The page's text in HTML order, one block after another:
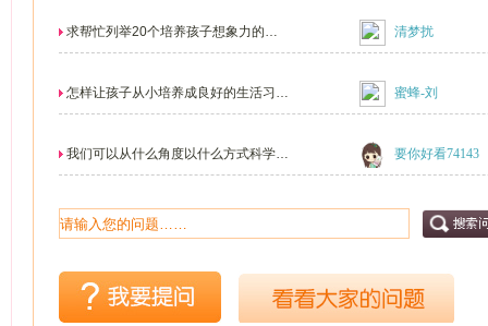
求帮忙列举20个培养孩子想象力的方 清梦扰
怎样让孩子从小培养成良好的生活习 蜜蜂-刘
我们可以从什么角度以什么方式科学的 要你好看74143